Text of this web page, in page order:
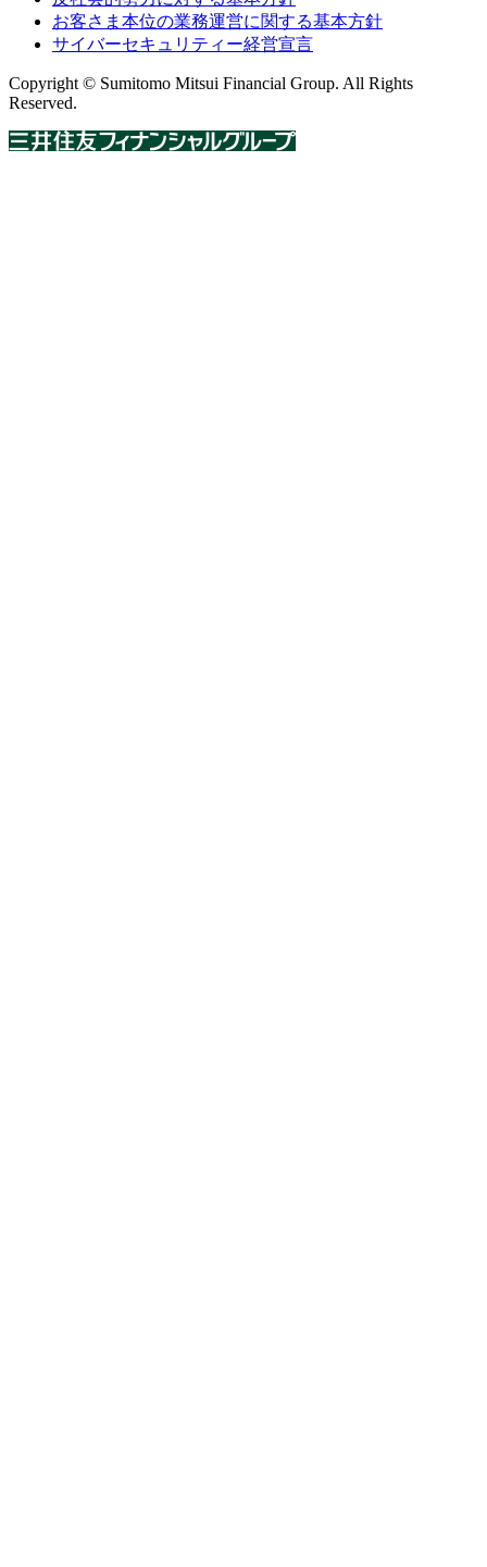
お客さま本位の業務運営に関する基本方針
サイバーセキュリティー経営宣言
Copyright © Sumitomo Mitsui Financial Group. All Rights
Reserved.